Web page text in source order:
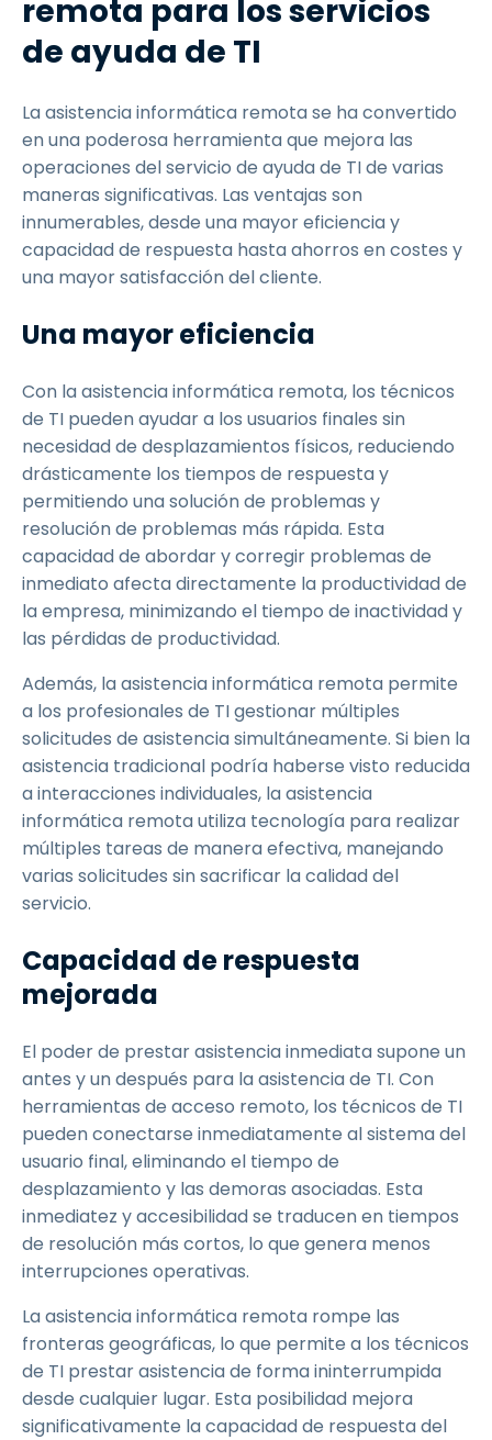
remota para los servicios
de ayuda de TI
La asistencia informática remota se ha convertido
en una poderosa herramienta que mejora las
operaciones del servicio de ayuda de TI de varias
maneras significativas. Las ventajas son
innumerables, desde una mayor eficiencia y
capacidad de respuesta hasta ahorros en costes y
una mayor satisfacción del cliente.
Una mayor eficiencia
Con la asistencia informática remota, los técnicos
de TI pueden ayudar a los usuarios finales sin
necesidad de desplazamientos físicos, reduciendo
drásticamente los tiempos de respuesta y
permitiendo una solución de problemas y
resolución de problemas más rápida. Esta
capacidad de abordar y corregir problemas de
inmediato afecta directamente la productividad de
la empresa, minimizando el tiempo de inactividad y
las pérdidas de productividad.
Además, la asistencia informática remota permite
a los profesionales de TI gestionar múltiples
solicitudes de asistencia simultáneamente. Si bien la
asistencia tradicional podría haberse visto reducida
a interacciones individuales, la asistencia
informática remota utiliza tecnología para realizar
múltiples tareas de manera efectiva, manejando
varias solicitudes sin sacrificar la calidad del
servicio.
Capacidad de respuesta
mejorada
El poder de prestar asistencia inmediata supone un
antes y un después para la asistencia de TI. Con
herramientas de acceso remoto, los técnicos de TI
pueden conectarse inmediatamente al sistema del
usuario final, eliminando el tiempo de
desplazamiento y las demoras asociadas. Esta
inmediatez y accesibilidad se traducen en tiempos
de resolución más cortos, lo que genera menos
interrupciones operativas.
La asistencia informática remota rompe las
fronteras geográficas, lo que permite a los técnicos
de TI prestar asistencia de forma ininterrumpida
desde cualquier lugar. Esta posibilidad mejora
significativamente la capacidad de respuesta del